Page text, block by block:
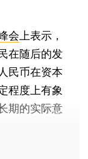
会 上表示，
在随后的发
民币在资本
程度上有象
期的实际意